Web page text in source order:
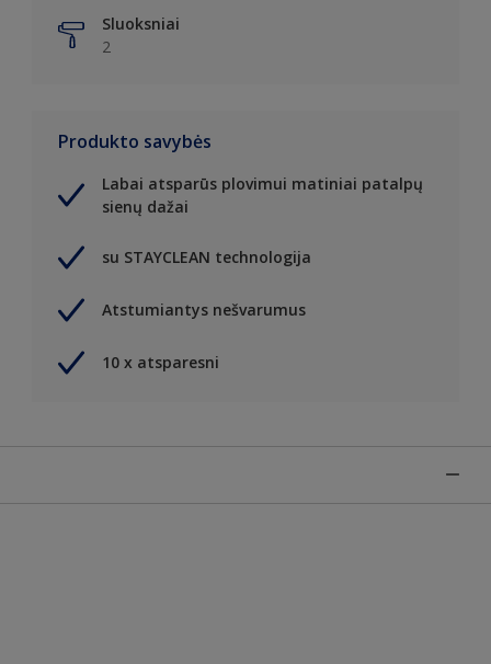
Sluoksniai
2
Produkto savybės
Labai atsparūs plovimui matiniai patalpų
sienų dažai
su STAYCLEAN technologija
Atstumiantys nešvarumus
10 x atsparesni